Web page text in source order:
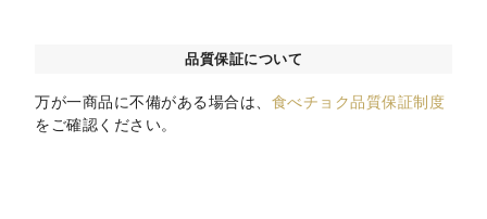
品質保証について
万が一商品に不備がある場合は、 食べチョク品質保証制度
をご確認ください。